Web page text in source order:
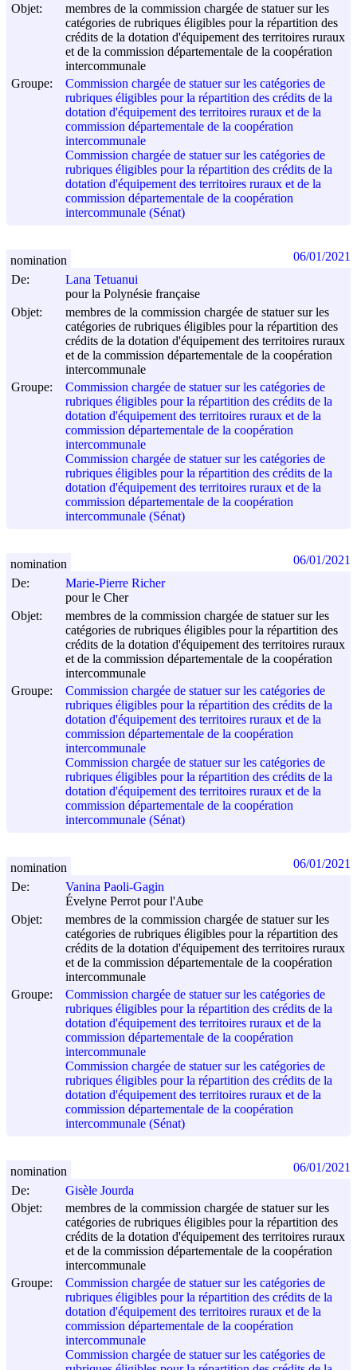
Objet:
membres de la commission chargée de statuer sur les
catégories de rubriques éligibles pour la répartition des
crédits de la dotation d'équipement des territoires ruraux
et de la commission départementale de la coopération
intercommunale
Groupe:
Commission chargée de statuer sur les catégories de
rubriques éligibles pour la répartition des crédits de la
dotation d'équipement des territoires ruraux et de la
commission départementale de la coopération
intercommunale
Commission chargée de statuer sur les catégories de
rubriques éligibles pour la répartition des crédits de la
dotation d'équipement des territoires ruraux et de la
commission départementale de la coopération
intercommunale (Sénat)
De:
Lana Tetuanui
pour la Polynésie française
Objet:
membres de la commission chargée de statuer sur les
catégories de rubriques éligibles pour la répartition des
crédits de la dotation d'équipement des territoires ruraux
et de la commission départementale de la coopération
intercommunale
Groupe:
Commission chargée de statuer sur les catégories de
rubriques éligibles pour la répartition des crédits de la
dotation d'équipement des territoires ruraux et de la
commission départementale de la coopération
intercommunale
Commission chargée de statuer sur les catégories de
rubriques éligibles pour la répartition des crédits de la
dotation d'équipement des territoires ruraux et de la
commission départementale de la coopération
intercommunale (Sénat)
nomination 06/01/2021
De:
Marie-Pierre Richer
pour le Cher
Objet:
membres de la commission chargée de statuer sur les
catégories de rubriques éligibles pour la répartition des
crédits de la dotation d'équipement des territoires ruraux
et de la commission départementale de la coopération
intercommunale
Groupe:
Commission chargée de statuer sur les catégories de
rubriques éligibles pour la répartition des crédits de la
dotation d'équipement des territoires ruraux et de la
commission départementale de la coopération
intercommunale
Commission chargée de statuer sur les catégories de
rubriques éligibles pour la répartition des crédits de la
dotation d'équipement des territoires ruraux et de la
commission départementale de la coopération
intercommunale (Sénat)
nomination 06/01/2021
De:
Vanina Paoli-Gagin
Évelyne Perrot pour l'Aube
Objet:
membres de la commission chargée de statuer sur les
catégories de rubriques éligibles pour la répartition des
crédits de la dotation d'équipement des territoires ruraux
et de la commission départementale de la coopération
intercommunale
Groupe:
Commission chargée de statuer sur les catégories de
rubriques éligibles pour la répartition des crédits de la
dotation d'équipement des territoires ruraux et de la
commission départementale de la coopération
intercommunale
Commission chargée de statuer sur les catégories de
rubriques éligibles pour la répartition des crédits de la
dotation d'équipement des territoires ruraux et de la
commission départementale de la coopération
intercommunale (Sénat)
nomination 06/01/2021
De:
Gisèle Jourda
Objet:
membres de la commission chargée de statuer sur les
catégories de rubriques éligibles pour la répartition des
crédits de la dotation d'équipement des territoires ruraux
et de la commission départementale de la coopération
intercommunale
Groupe:
Commission chargée de statuer sur les catégories de
rubriques éligibles pour la répartition des crédits de la
dotation d'équipement des territoires ruraux et de la
commission départementale de la coopération
intercommunale
Commission chargée de statuer sur les catégories de
nomination 06/01/2021